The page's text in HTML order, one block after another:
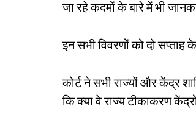
जा रहे कदमों के बारे में भी
इन सभी विवरणों को दो
कोर्ट ने सभी राज्यों और केंद्र
कि क्या वे राज्य टीकाकरण